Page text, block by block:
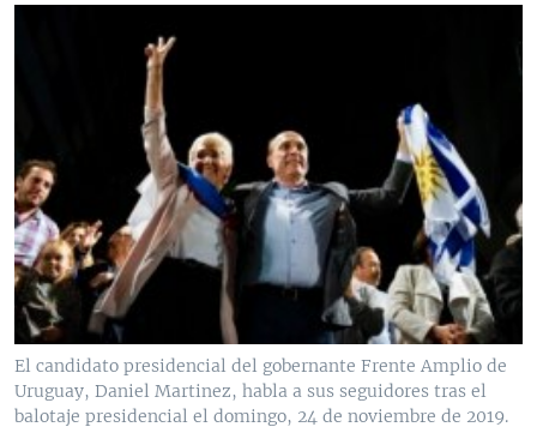
El candidato presidencial del gobernante Frente Amplio de
Uruguay, Daniel Martinez, habla a sus seguidores tras el
balotaje presidencial el domingo, 24 de noviembre de 2019.